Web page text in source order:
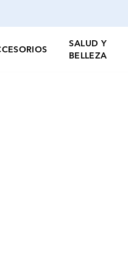
SALUD Y
BELLEZA